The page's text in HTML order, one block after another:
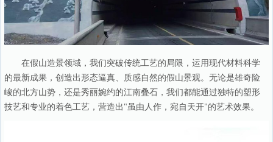
在假山造景领域，我们突破传统工艺的局限，运用现代材料科学
的最新成果，创造出形态逼真、质感自然的假山景观。无论是雄奇险
峻的北方山势，还是秀丽婉约的江南叠石，我们都能通过独特的塑形
技艺和专业的着色工艺，营造出"虽由人作，宛自天开"的艺术效果。